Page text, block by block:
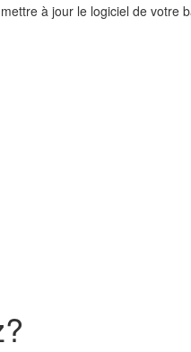
à jour le logiciel de votre